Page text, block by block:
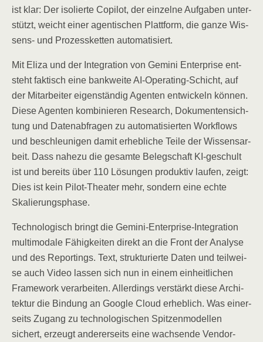
ist klar: Der iso­lier­te Copi­lot, der ein­zel­ne Auf­ga­ben unter­
stützt, weicht einer agen­ti­schen Platt­form, die gan­ze Wis­
sens- und Pro­zess­ket­ten automatisiert.
Mit Eli­za und der Inte­gra­ti­on von Gemi­ni Enter­pri­se ent­
steht fak­tisch eine bank­wei­te AI-Ope­ra­ting-Schicht, auf
der Mit­ar­bei­ter eigen­stän­dig Agen­ten ent­wi­ckeln kön­nen.
Die­se Agen­ten kom­bi­nie­ren Rese­arch, Doku­men­ten­sich­
tung und Daten­ab­fra­gen zu auto­ma­ti­sier­ten Work­flows
und beschleu­ni­gen damit erheb­li­che Tei­le der Wis­sens­ar­
beit. Dass nahe­zu die gesam­te Beleg­schaft KI-geschult
ist und bereits über 110 Lösun­gen pro­duk­tiv lau­fen, zeigt:
Dies ist kein Pilot-Thea­ter mehr, son­dern eine ech­te
Skalierungsphase.
Tech­no­lo­gisch bringt die Gemi­ni-Enter­pri­se-Inte­gra­ti­on
mul­ti­mo­da­le Fähig­kei­ten direkt an die Front der Ana­ly­se
und des Reportings. Text, struk­tu­rier­te Daten und teil­wei­
se auch Video las­sen sich nun in einem ein­heit­li­chen
Frame­work ver­ar­bei­ten. Aller­dings ver­stärkt die­se Archi­
tek­tur die Bin­dung an Goog­le Cloud erheb­lich. Was einer­
seits Zugang zu tech­no­lo­gi­schen Spit­zen­mo­del­len
sichert, erzeugt ande­rer­seits eine wach­sen­de Ven­dor-